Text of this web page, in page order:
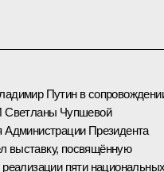
Путин в
Светланы Чупшевой
Администрации Президента
выставку, посвящённую
пяти